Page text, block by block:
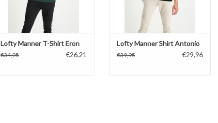
Lofty Manner T-Shirt Eron
€34,95 €26,21
Lofty Manner Shirt Antonio
€39,95 €29,96